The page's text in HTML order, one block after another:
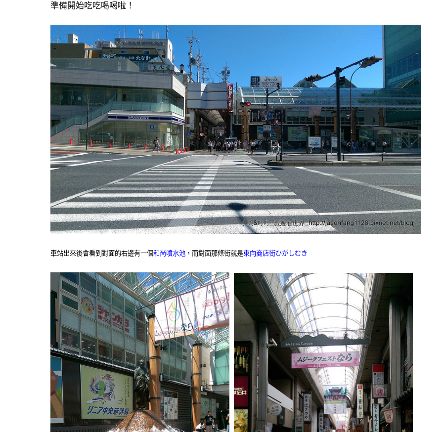
準備開始吃吃喝喝啦！
車站出來後會看到對面的右邊有一個和尚噴水池 ，而對面那條街就是東向商店街ひがしむき